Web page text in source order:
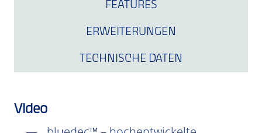
FEATURES
ERWEITERUNGEN
TECHNISCHE DATEN
Video